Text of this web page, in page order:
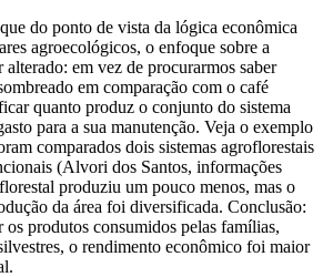
do ponto de vista da lógica econômica
agroecológicos, o enfoque sobre a
em vez de procurarmos saber
em comparação com o café
quanto produz o conjunto do sistema
para a sua manutenção. Veja o exemplo
comparados dois sistemas agroflorestais
(Alvori dos Santos, informações
produziu um pouco menos, mas o
da área foi diversificada. Conclusão:
os produtos consumidos pelas famílias,
o rendimento econômico foi maior